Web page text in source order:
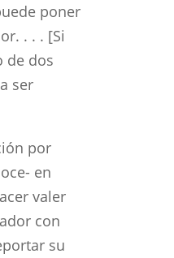
poner
. . . [Si
de dos
ser
por
en
valer
con
su